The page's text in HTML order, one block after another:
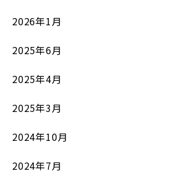
2026年1月
2025年6月
2025年4月
2025年3月
2024年10月
2024年7月